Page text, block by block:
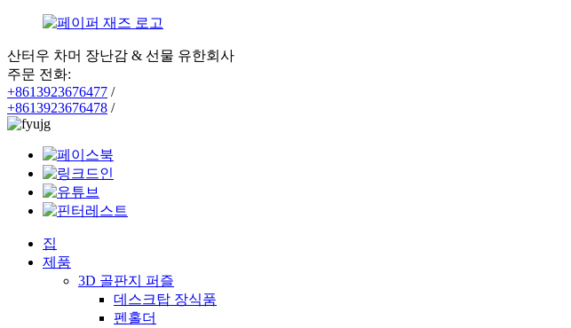
산터우 차머 장난감 & 선물 유한회사
주문 전화:
+8613923676477 /
+8613923676478 /
집
제품
3D 골판지 퍼즐
데스크탑 장식품
펜홀더